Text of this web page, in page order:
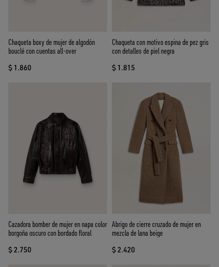
Chaqueta boxy de mujer de algodón
bouclé con cuentas all-over
$ 1.860
Chaqueta con motivo espina de pez gris
con detalles de piel negra
$ 1.815
Cazadora bomber de mujer en napa color
borgoña oscuro con bordado floral
$ 2.750
Abrigo de cierre cruzado de mujer en
mezcla de lana beige
$ 2.420